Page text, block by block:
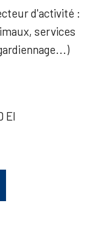
d'activité :
services
EI